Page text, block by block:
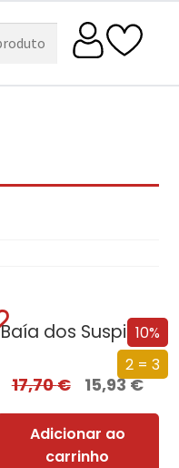
10%
2 = 3
Baía dos Suspiros
17,70€ 15,93€
Adicionar ao
carrinho